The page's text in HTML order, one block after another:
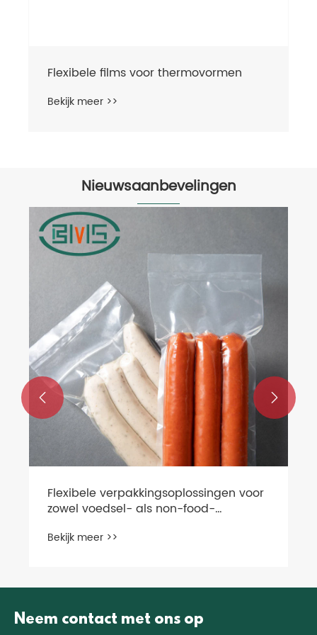
Flexibele films voor thermovormen
Bekijk meer >>
Nieuwsaanbevelingen
Flexibele verpakkingsoplossingen voor
zowel voedsel- als non-food-
Bekijk meer >>
 
Neem contact met ons op